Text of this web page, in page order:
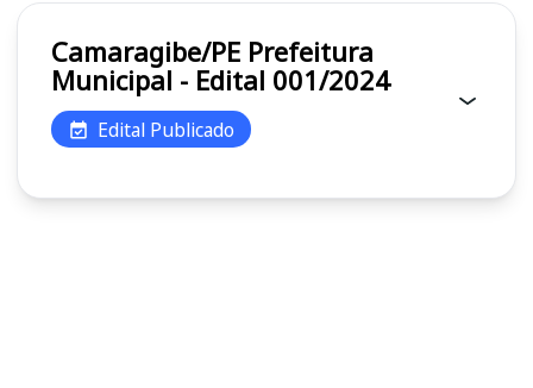
Camaragibe/PE Prefeitura
Municipal - Edital 001/2024
Edital Publicado